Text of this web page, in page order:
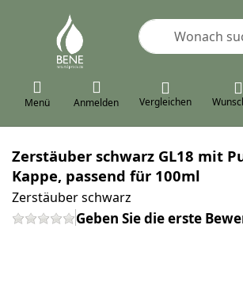
Geben Sie
Menü Anmelden Vergleichen
Zerstäuber schwarz GL18 mit
Kappe, passend für 100ml
Zerstäuber schwarz
Geben Sie die erste